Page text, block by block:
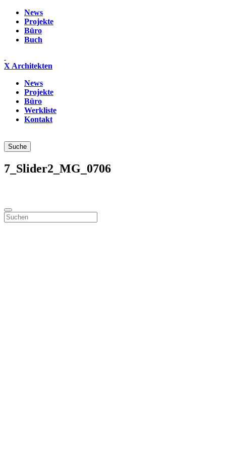
News
Projekte
Büro
Buch
X Architekten
News
Projekte
Büro
Werkliste
Kontakt
7_Slider2_MG_0706